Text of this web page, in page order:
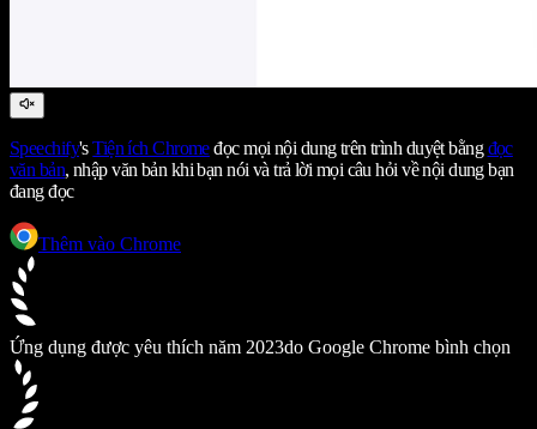
Speechify'sTiện ích Chromeđọc mọi nội dung trên trình duyệt bằngđọc
văn bản, nhập văn bản khi bạn nói và trả lời mọi câu hỏi về nội dung bạn
đang đọc
Thêm vào Chrome
Ứng dụng được yêu thích năm 2023do Google Chrome bình chọn